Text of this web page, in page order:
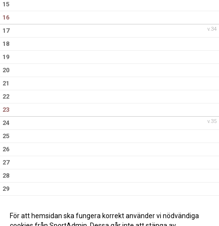
15
16
v.34
17
18
19
20
21
22
23
v.35
24
25
26
27
28
29
För att hemsidan ska fungera korrekt använder vi nödvändiga